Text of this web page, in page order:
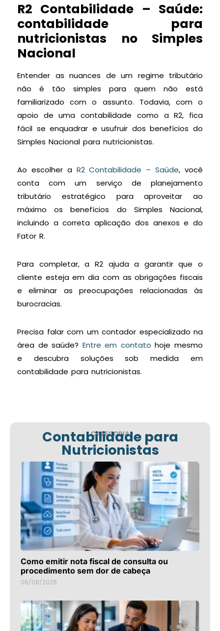
R2 Contabilidade – Saúde:
contabilidade para
nutricionistas no Simples
Nacional
Entender as nuances de um regime tributário
não é tão simples para quem não está
familiarizado com o assunto. Todavia, com o
apoio de uma contabilidade como a R2, fica
fácil se enquadrar e usufruir dos benefícios do
Simples Nacional para nutricionistas.
Ao escolher a R2 Contabilidade – Saúde, você
conta com um serviço de planejamento
tributário estratégico para aproveitar ao
máximo os benefícios do Simples Nacional,
incluindo a correta aplicação dos anexos e do
Fator R.
Para completar, a R2 ajuda a garantir que o
cliente esteja em dia com as obrigações fiscais
e eliminar as preocupações relacionadas às
burocracias.
Precisa falar com um contador especializado na
área de saúde? Entre em contato hoje mesmo
e descubra soluções sob medida em
contabilidade para nutricionistas.
CATEGORIA
Contabilidade para
Nutricionistas
Como emitir nota fiscal de consulta ou
procedimento sem dor de cabeça
06/08/2026